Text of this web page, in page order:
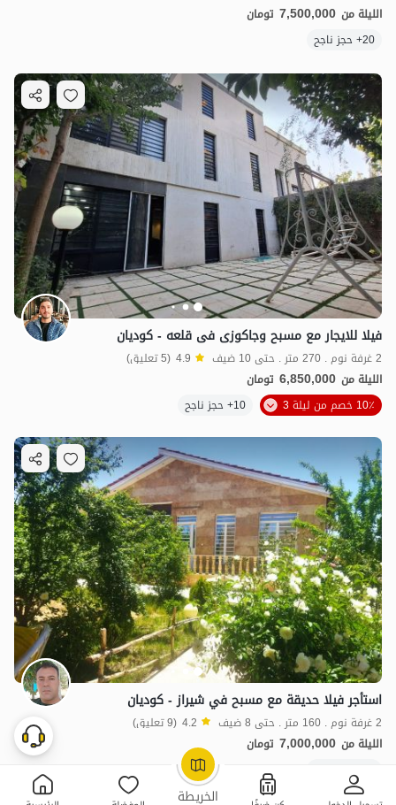
الخريطة OpenStreetMap
الليلة من 7,500,000 تومان
20+ حجز ناجح
فیلا للایجار مع مسبح وجاکوزی فی قلعه - کودیان
2 غرفة نوم . 270 متر . حتى 10 ضيف 4.9 (5 تعليق)
الليلة من 6,850,000 تومان
10٪ خصم من ليلة 3
10+ حجز ناجح
استأجر فيلا حديقة مع مسبح في شيراز - كوديان
2 غرفة نوم . 160 متر . حتى 8 ضيف 4.2 (9 تعليق)
الليلة من 7,000,000 تومان